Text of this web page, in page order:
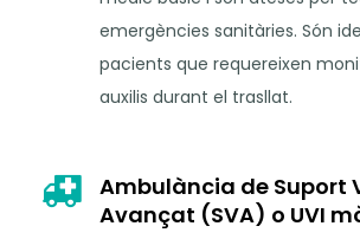
emergències sanitàries. Són
pacients que requereixen
auxilis durant el trasllat.
Ambulància de Suport
Avançat (SVA) o UVI